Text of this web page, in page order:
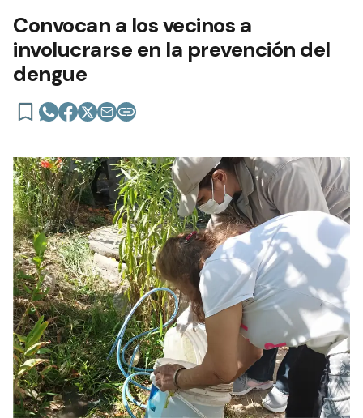
Convocan a los vecinos a
involucrarse en la prevención del
dengue